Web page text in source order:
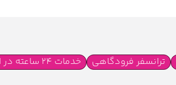
ترانسفر فرودگاهی خدمات 24 ساعته در اتاق